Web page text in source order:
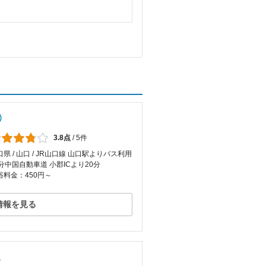
3.8点 /5件
県 / 山口 / JR山口線 山口駅よりバス利用
中国自動車道 小郡ICより20分
料金：450円～
報を見る